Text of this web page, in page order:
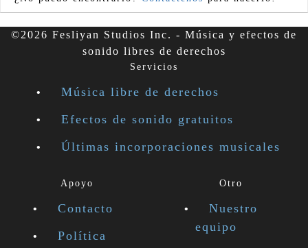
©2026 Fesliyan Studios Inc. - Música y efectos de
sonido libres de derechos
Servicios
Música libre de derechos
Efectos de sonido gratuitos
Últimas incorporaciones musicales
Apoyo
Contacto
Política
Otro
Nuestro
equipo